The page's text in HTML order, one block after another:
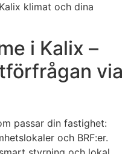
klimat och dina
i Kalix –
via
passar din fastighet:
och BRF:er.